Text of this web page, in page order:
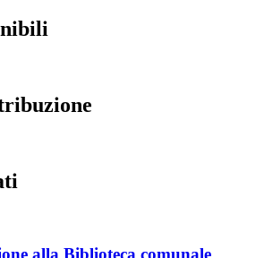
alla Biblioteca comunale